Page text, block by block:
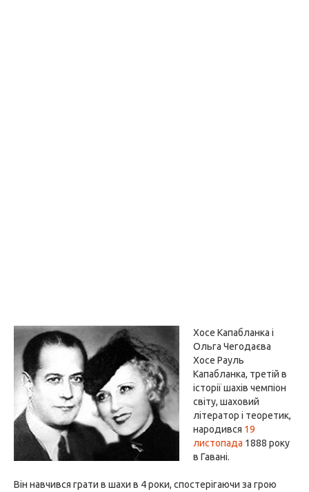
Хосе Капабланка і
Ольга Чегодаєва
Хосе Рауль
Капабланка, третій в
історії шахів чемпіон
світу, шаховий
літератор і теоретик,
народився 19
листопада 1888 року
в Гавані.
Він навчився грати в шахи в 4 роки, спостерігаючи за грою